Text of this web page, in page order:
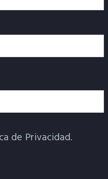
de Privacidad.